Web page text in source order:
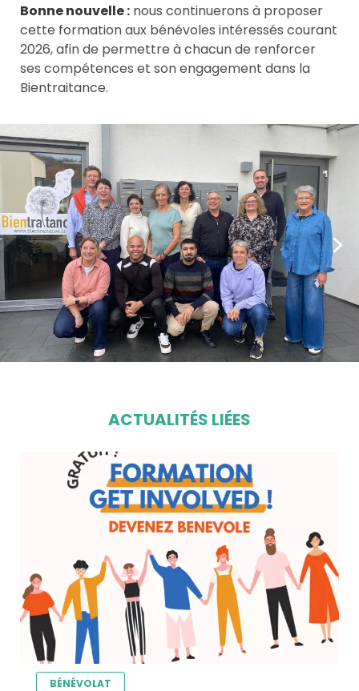
Bonne nouvelle : nous continuerons à proposer
cette formation aux bénévoles intéressés courant
2026, afin de permettre à chacun de renforcer
ses compétences et son engagement dans la
Bientraitance.
ACTUALITÉS LIÉES
BÉNÉVOLAT